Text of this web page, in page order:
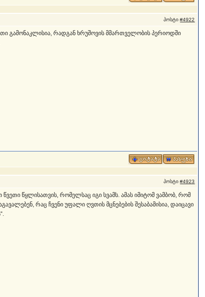
პოსტი#4922
გამონაკლისია, რადგან ხრუშოვის მმართველობის პერიოდში
პოსტი#4923
წყლისათვის, რომელსაც იგი სვამს. ამას იმიტომ ვამბობ, რომ
რაც ჩვენი უფალი ღვთის მცნებების შესაბამისია, დაიცავი